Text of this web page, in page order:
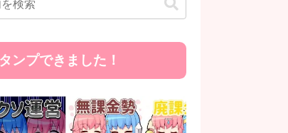
ンプできました！